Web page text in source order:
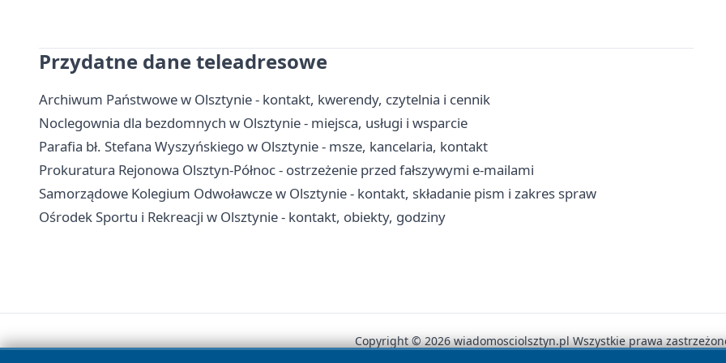
Przydatne dane teleadresowe
Archiwum Państwowe w Olsztynie - kontakt, kwerendy, czytelnia i cennik
Noclegownia dla bezdomnych w Olsztynie - miejsca, usługi i wsparcie
Parafia bł. Stefana Wyszyńskiego w Olsztynie - msze, kancelaria, kontakt
Prokuratura Rejonowa Olsztyn-Północ - ostrzeżenie przed fałszywymi e-mailami
Samorządowe Kolegium Odwoławcze w Olsztynie - kontakt, składanie pism i zakres spraw
Ośrodek Sportu i Rekreacji w Olsztynie - kontakt, obiekty, godziny
Copyright © 2026 wiadomosciolsztyn.pl Wszystkie prawa